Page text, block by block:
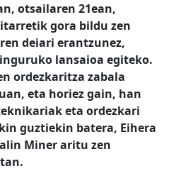
otsailaren 21ean,
gora bildu zen
deiari erantzunez,
lansaioa egiteko.
ordezkaritza zabala
eta horiez gain, han
eta ordezkari
guztiekin batera, Eihera
Miner aritu zen